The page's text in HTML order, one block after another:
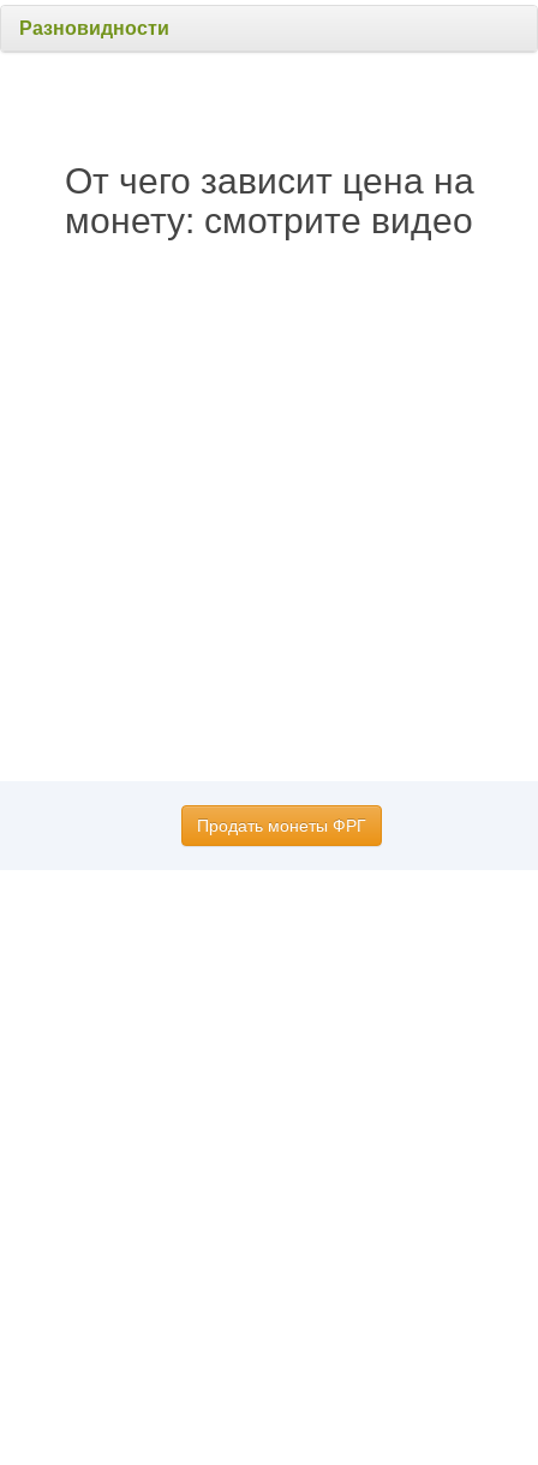
Разновидности
От чего зависит цена на
монету: смотрите видео
Продать монеты ФРГ